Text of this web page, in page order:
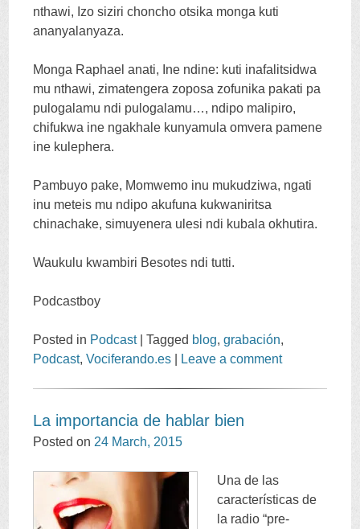
nthawi, Izo siziri choncho otsika monga kuti
ananyalanyaza.
Monga Raphael anati, Ine ndine: kuti inafalitsidwa
mu nthawi, zimatengera zoposa zofunika pakati pa
pulogalamu ndi pulogalamu…, ndipo malipiro,
chifukwa ine ngakhale kunyamula omvera pamene
ine kulephera.
Pambuyo pake, Momwemo inu mukudziwa, ngati
inu meteis mu ndipo akufuna kukwaniritsa
chinachake, simuyenera ulesi ndi kubala okhutira.
Waukulu kwambiri Besotes ndi tutti.
Podcastboy
Posted in Podcast |Tagged blog,grabación,
Podcast,Vociferando.es Leave a comment
La importancia de hablar bien
Posted on 24 March, 2015
Una de las
características de
la radio “pre-